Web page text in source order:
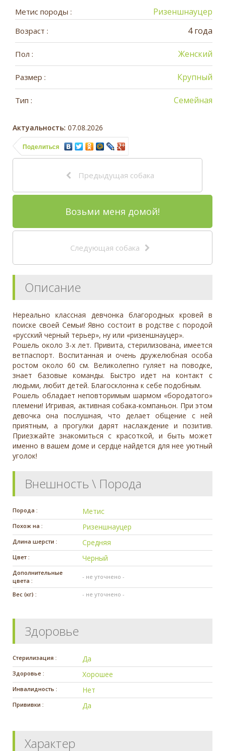
Метис породы : Ризеншнауцер
Возраст : 4 года
Пол : Женский
Размер : Крупный
Тип : Семейная
Актуальность: 07.08.2026
Поделиться
Предыдущая собака
Возьми меня домой!
Следующая собака
Описание
Нереально классная девчонка благородных кровей в
поиске своей Семьи! Явно состоит в родстве с породой
«русский черный терьер», ну или «ризеншнауцер».
Рошель около 3-х лет. Привита, стерилизована, имеется
ветпаспорт. Воспитанная и очень дружелюбная особа
ростом около 60 см. Великолепно гуляет на поводке,
знает базовые команды. Быстро идет на контакт с
людьми, любит детей. Благосклонна к себе подобным.
Рошель обладает неповторимым шармом «бородатого»
племени! Игривая, активная собака-компаньон. При этом
девочка она послушная, что делает общение с ней
приятным, а прогулки дарят наслаждение и позитив.
Приезжайте знакомиться с красоткой, и быть может
именно в вашем доме и сердце найдется для нее уютный
уголок!
Внешность \ Порода
Порода : Метис
Похож на : Ризеншнауцер
Длина шерсти : Средняя
Цвет : Черный
Дополнительные
цвета :
- не уточнено -
Вес (кг) : - не уточнено -
Здоровье
Стерилизация : Да
Здоровье : Хорошее
Инвалидность : Нет
Прививки : Да
Характер